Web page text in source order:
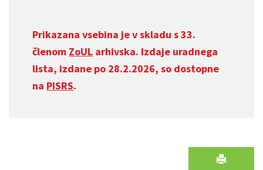
Prikazana vsebina je v skladu s 33.
členom ZoUL arhivska. Izdaje uradnega
lista, izdane po 28.2.2026, so dostopne
na PISRS.